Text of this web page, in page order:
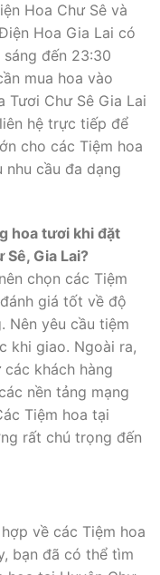
Hoa Chư Sê và
Hoa Gia Lai có
đến 23:30
mua hoa vào
Tươi Chư Sê Gia Lai
hệ trực tiếp để
cho các Tiệm hoa
nhu cầu đa dạng
hoa tươi khi đặt
Gia Lai?
chọn các Tiệm
giá tốt về độ
Nên yêu cầu tiệm
khi giao. Ngoài ra,
khách hàng
nền tảng mạng
Tiệm hoa tại
rất chú trọng đến
về các Tiệm hoa
bạn đã có thể tìm